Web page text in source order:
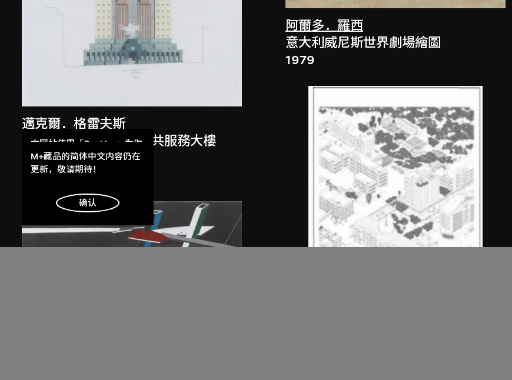
邁克爾．格雷夫斯
美國俄勒岡州波特蘭公共服務大樓
（1979–1982）繪圖
1980
阿爾多．羅西
意大利威尼斯世界劇場繪圖
1979
本网站使用「Cookies」为你
提供最好的网站体验。
了解更多
明白
M+藏品的简体中文内容仍在
更新，敬请期待！
确认